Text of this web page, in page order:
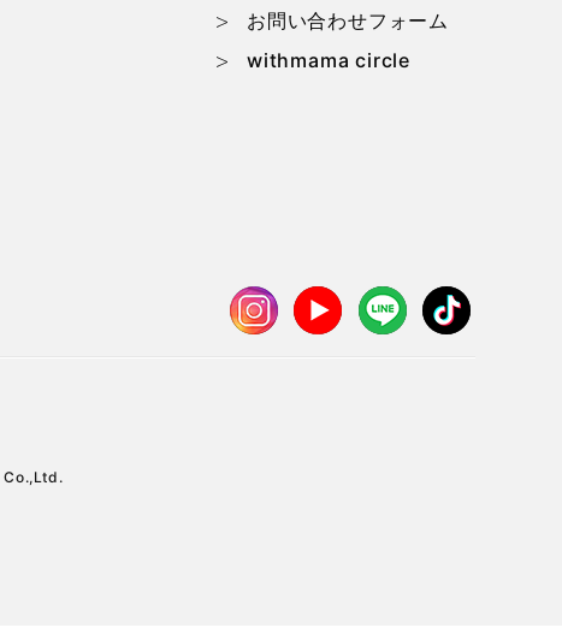
お問い合わせフォーム
withmama circle
Co.,Ltd.